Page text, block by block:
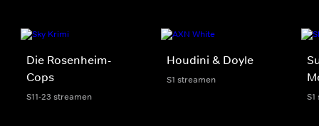
Die Rosenheim-
Cops
S11-23 streamen
Houdini & Doyle
S1 streamen